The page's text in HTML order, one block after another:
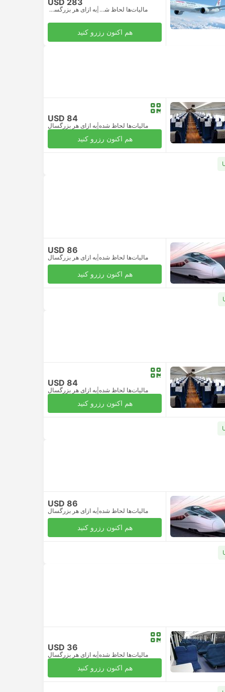
مالیات‌ها لحاظ شده | به ازای هر بزرگسال
هم اکنون رزرو کنید
USD 84
مالیات‌ها لحاظ شده به ازای هر بزرگسال
هم اکنون رزرو کنید
USD 86
مالیات‌ها لحاظ شده به ازای هر بزرگسال
هم اکنون رزرو کنید
USD 84
مالیات‌ها لحاظ شده به ازای هر بزرگسال
هم اکنون رزرو کنید
USD 86
مالیات‌ها لحاظ شده به ازای هر بزرگسال
هم اکنون رزرو کنید
USD 36
مالیات‌ها لحاظ شده به ازای هر بزرگسال
هم اکنون رزرو کنید